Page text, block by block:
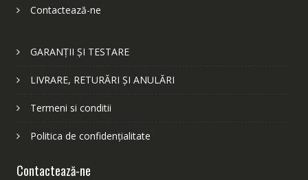
Contactează-ne
GARANȚII ȘI TESTARE
LIVRARE, RETURĂRI ȘI ANULĂRI
Termeni si conditii
Politica de confidențialitate
Contactează-ne